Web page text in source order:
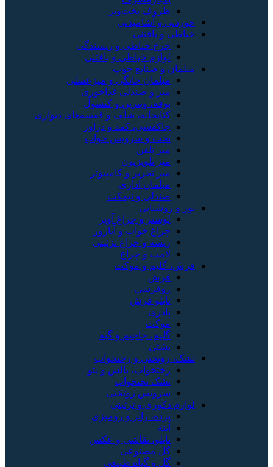
ظروف پخت‌وپز
خوردنی و آشامیدنی
خیاطی و بافتنی
چرخ خیاطی و ریسندگی
لوازم خیاطی و بافتنی
مبلمان و صنایع چوب
مبلمان خانگی و میزعسلی
میز و صندلی غذاخوری
بوفه، ویترین و کنسول
کتابخانه، شلف و قفسه‌های دیواری
جاکفشی، کمد و دراور
تخت و سرویس خواب
میز تلفن
میز تلویزیون
میز تحریر و کامپیوتر
مبلمان اداری
صندلی و نیمکت
نور و روشنایی
لوستر و چراغ آویز
چراغ خواب و آباژور
ریسه و چراغ تزئینی
لامپ و چراغ
فرش، گلیم و موکت
فرش
روفرشی
تابلو فرش
پادری
موکت
گلیم، جاجیم و گبه
پشتی
تشک، روتختی و رختخواب
رختخواب، بالش و پتو
تشک تختخواب
سرویس روتختی
لوازم دکوری و تزئینی
پرده، رانر و رومیزی
آینه
تابلو، نقاشی و عکس
گل مصنوعی
گل و گیاه طبیعی